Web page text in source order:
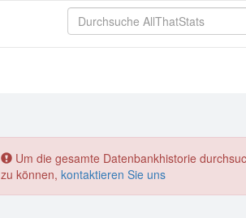
Um die gesamte Datenbankhistorie
zu können, kontaktieren Sie uns